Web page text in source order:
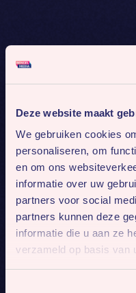
Deze website maakt
We gebruiken cookies
personaliseren, om
en om ons
informatie over uw
partners voor social
partners kunnen deze
informatie die u aan ze
verzameld op basis van